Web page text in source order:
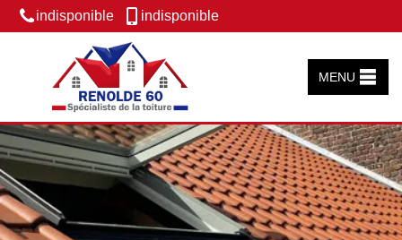
indisponible indisponible
MENU